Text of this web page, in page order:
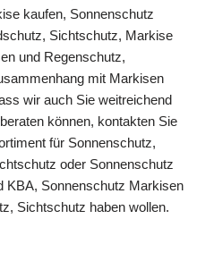
kaufen, Sonnenschutz
Sichtschutz, Markise
und Regenschutz,
mit Markisen
wir auch Sie weitreichend
können, kontakten Sie
für Sonnenschutz,
oder Sonnenschutz
KBA, Sonnenschutz Markisen
Sichtschutz haben wollen.